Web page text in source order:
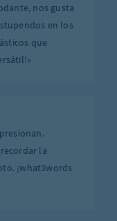
nos gusta
en los
que
la
¡what3words